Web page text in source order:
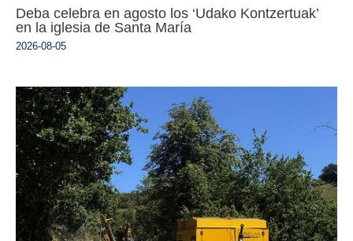
Deba celebra en agosto los ‘Udako Kontzertuak’
en la iglesia de Santa María
2026-08-05